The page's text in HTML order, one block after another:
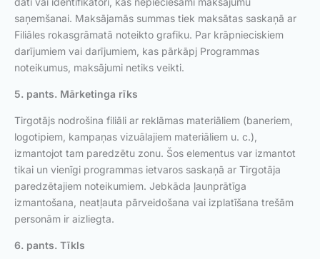
saņemšanai. Maksājamās summas tiek maksātas saskaņā ar
Filiāles rokasgrāmatā noteikto grafiku. Par krāpnieciskiem
darījumiem vai darījumiem, kas pārkāpj Programmas
noteikumus, maksājumi netiks veikti.
5. pants. Mārketinga rīks
Tirgotājs nodrošina filiāli ar reklāmas materiāliem (baneriem,
logotipiem, kampaņas vizuālajiem materiāliem u. c.),
izmantojot tam paredzētu zonu. Šos elementus var izmantot
tikai un vienīgi programmas ietvaros saskaņā ar Tirgotāja
paredzētajiem noteikumiem. Jebkāda ļaunprātīga
izmantošana, neatļauta pārveidošana vai izplatīšana trešām
personām ir aizliegta.
6. pants. Tīkls